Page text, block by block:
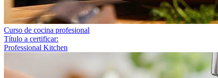
Curso de cocina profesional
Título a certificar:
Professional Kitchen